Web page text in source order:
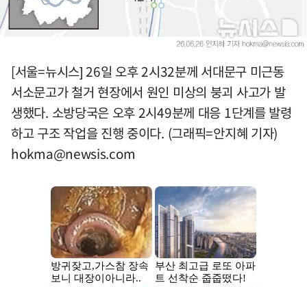
[서울=뉴시스] 26일 오후 2시32분께 서대문구 미근동
서소문고가 철거 현장에서 원인 미상의 붕괴 사고가 발
생했다. 소방당국은 오후 2시49분께 대응 1단계를 발령
하고 구조 작업을 진행 중이다. (그래픽=안지혜 기자)
hokma@newsis.com